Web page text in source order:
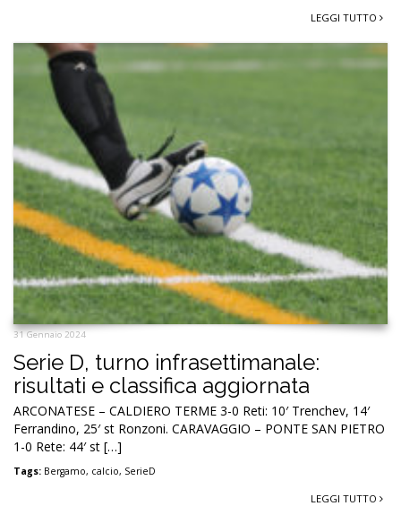
LEGGI TUTTO
31 Gennaio 2024
Serie D, turno infrasettimanale:
risultati e classifica aggiornata
ARCONATESE – CALDIERO TERME 3-0 Reti: 10′ Trenchev, 14′
Ferrandino, 25′ st Ronzoni. CARAVAGGIO – PONTE SAN PIETRO
1-0 Rete: 44′ st […]
Tags: Bergamo, calcio, SerieD
LEGGI TUTTO